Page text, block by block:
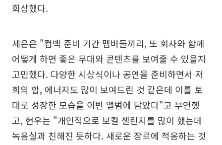
회상했다.
세은은 "컴백 준비 기간 멤버들끼리, 또 회사와 함께
어떻게 하면 좋은 무대와 콘텐츠를 보여줄 수 있을지
고민했다. 다양한 시상식이나 공연을 준비하면서 저
희의 합, 에너지도 많이 보여드린 것 같은데 이를 토
대로 성장한 모습을 이번 앨범에 담았다"고 부연했
고, 현우는 "개인적으로 보컬 챌린지를 많이 했는데
녹음실과 친해진 듯하다. 새로운 장르에 적응하는 것